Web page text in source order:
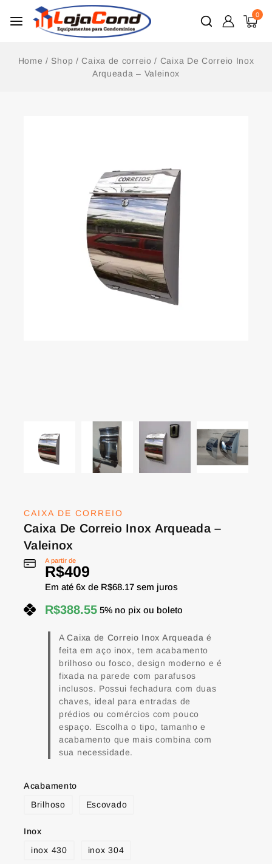
0
Home / Shop / Caixa de correio / Caixa De Correio Inox
Arqueada – Valeinox
CAIXA DE CORREIO
Caixa De Correio Inox Arqueada –
Valeinox
A partir de
R$409
Em até 6x de R$68.17 sem juros
R$388.55 5% no pix ou boleto
ACaixa de Correio Inox Arqueadaé
feita em aço inox, tem acabamento
brilhoso ou fosco, design moderno e é
fixada na parede com parafusos
inclusos. Possui fechadura com duas
chaves, ideal para entradas de
prédios ou comércios com pouco
espaço. Escolha o tipo, tamanho e
acabamento que mais combina com
sua necessidade.
Acabamento
Brilhoso
Escovado
Inox
inox 430
inox 304